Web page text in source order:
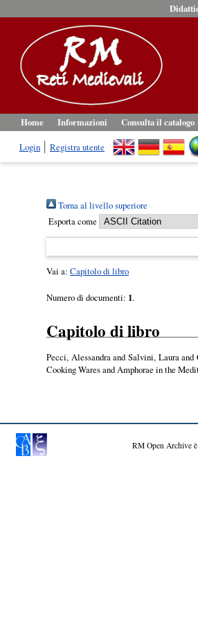
Home Informazioni
Consulta il catalogo
Login
Registra utente
Torna al livello superiore
Esporta come
Vai a:Capitolo di libro
Numero di documenti: 1.
Capitolo di libro
Pecci, AlessandraandSalvini, Lauraand
Cooking Wares and Amphorae in the
RM Open Archive